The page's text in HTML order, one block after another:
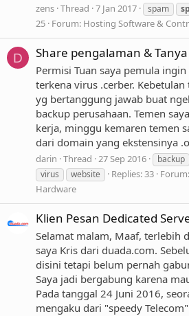
zens Thread 7 Jan 2017 spam
25 Forum: Hosting Software &
D Share pengalaman &
Permisi Tuan saya pemula
terkena virus .cerber.
yg bertanggung jawab buat
backup perusahaan. Temen
kerja, minggu kemaren temen
dari domain yang ekstensinya
darin Thread 27 Sep 2016 backup
virus
website Replies: 33 Forum:
Hardware
Klien Pesan Dedicated
Selamat malam, Maaf, terlebih
saya Kris dari duada.com.
disini tetapi belum pernah
Saya jadi bergabung karena
Pada tanggal 24 Juni 2016,
mengaku dari "speedy